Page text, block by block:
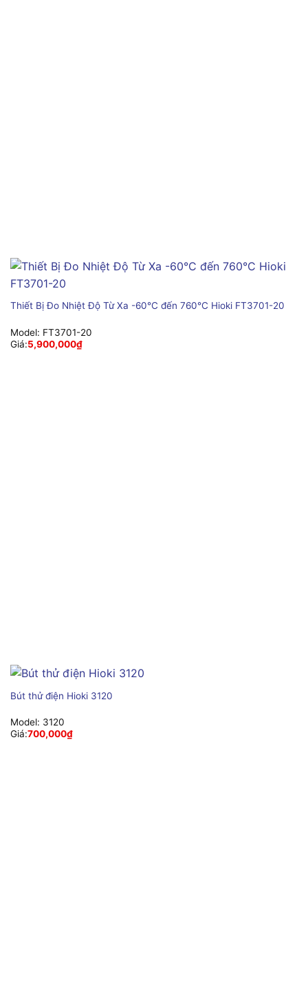
Thiết Bị Đo Nhiệt Độ Từ Xa -60°C đến 760°C Hioki FT3701-20
Model: FT3701-20
Giá:5,900,000₫
Bút thử điện Hioki 3120
Model: 3120
Giá:700,000₫